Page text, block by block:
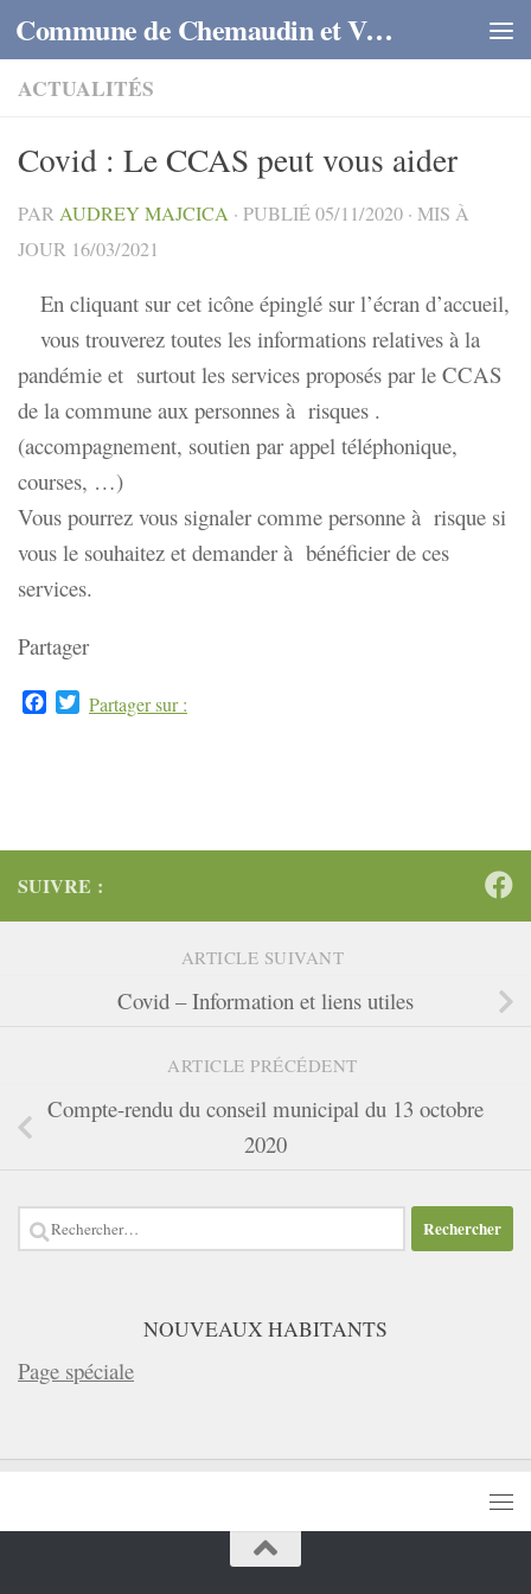
Skip to content Commune de Chemaudin et Vaux
ACTUALITÉS
Covid : Le CCAS peut vous aider
PAR AUDREY MAJCICA · PUBLIÉ05/11/2020 · MIS À
JOUR 16/03/2021
En cliquant sur cet icône épinglé sur l’écran d’accueil,
vous trouverez toutes les informations relatives à la
pandémie et surtout les services proposés par le CCAS
de la commune aux personnes à risques .
(accompagnement, soutien par appel téléphonique,
courses, …)
Vous pourrez vous signaler comme personne à risque si
vous le souhaitez et demander à bénéficier de ces
services.
Partager
Facebook
Twitter
Partager sur :
SUIVRE :
ARTICLE SUIVANT
Covid – Information et liens utiles
ARTICLE PRÉCÉDENT
Compte-rendu du conseil municipal du 13 octobre
2020
Rechercher :
NOUVEAUX HABITANTS
Page spéciale